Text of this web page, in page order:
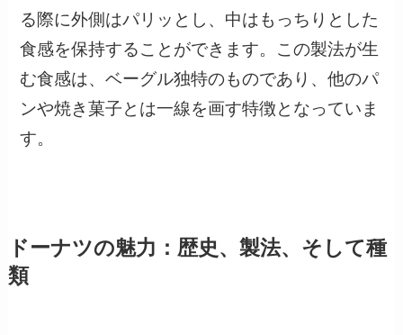
る際に外側はパリッとし、中はもっちりとした
食感を保持することができます。この製法が生
む食感は、ベーグル独特のものであり、他のパ
ンや焼き菓子とは一線を画す特徴となっていま
す。
ドーナツの魅力：歴史、製法、そして種
類